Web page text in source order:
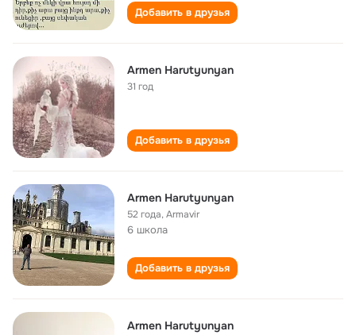
Добавить в друзья
Armen Harutyunyan
31 год
Добавить в друзья
Armen Harutyunyan
52 года,Armavir
6 школа
Добавить в друзья
Armen Harutyunyan